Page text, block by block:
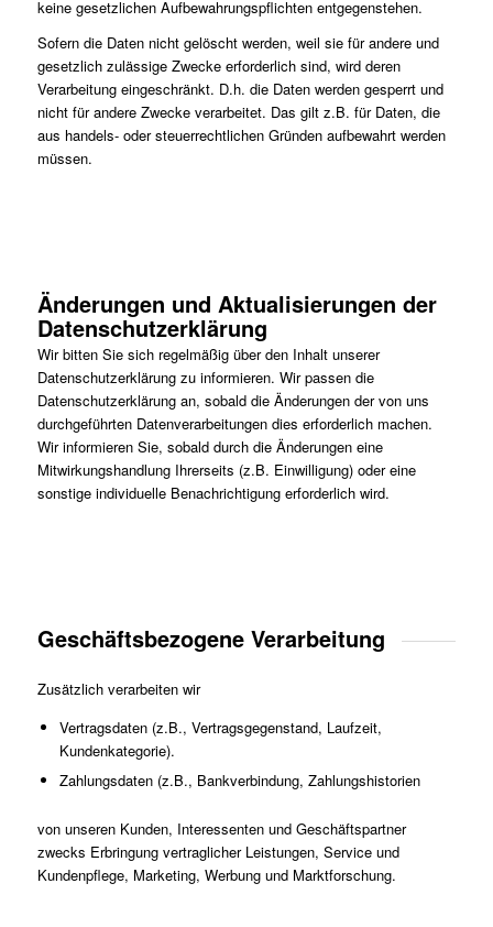
keine gesetzlichen Aufbewahrungspflichten entgegenstehen.
Sofern die Daten nicht gelöscht werden, weil sie für andere und
gesetzlich zulässige Zwecke erforderlich sind, wird deren
Verarbeitung eingeschränkt. D.h. die Daten werden gesperrt und
nicht für andere Zwecke verarbeitet. Das gilt z.B. für Daten, die
aus handels- oder steuerrechtlichen Gründen aufbewahrt werden
müssen.
Änderungen und Aktualisierungen der
Datenschutzerklärung
Wir bitten Sie sich regelmäßig über den Inhalt unserer
Datenschutzerklärung zu informieren. Wir passen die
Datenschutzerklärung an, sobald die Änderungen der von uns
durchgeführten Datenverarbeitungen dies erforderlich machen.
Wir informieren Sie, sobald durch die Änderungen eine
Mitwirkungshandlung Ihrerseits (z.B. Einwilligung) oder eine
sonstige individuelle Benachrichtigung erforderlich wird.
Geschäftsbezogene Verarbeitung
Zusätzlich verarbeiten wir
Vertragsdaten (z.B., Vertragsgegenstand, Laufzeit,
Kundenkategorie).
Zahlungsdaten (z.B., Bankverbindung, Zahlungshistorien
von unseren Kunden, Interessenten und Geschäftspartner
zwecks Erbringung vertraglicher Leistungen, Service und
Kundenpflege, Marketing, Werbung und Marktforschung.